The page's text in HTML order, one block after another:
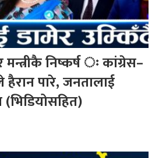
निष्कर्ष ः कांग्रेस–
पारे, जनतालाई